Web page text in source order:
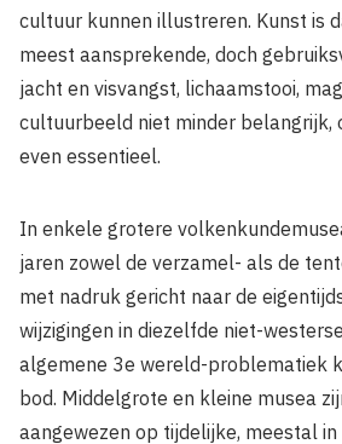
cultuur kunnen illustreren. Kunst is
meest aansprekende, doch
jacht en visvangst, lichaamstooi,
cultuurbeeld niet minder belangrijk,
even essentieel.
In enkele grotere
jaren zowel de verzamel- als de
met nadruk gericht naar de
wijzigingen in diezelfde niet-
algemene 3e wereld-problematiek
bod. Middelgrote en kleine musea
aangewezen op tijdelijke, meestal